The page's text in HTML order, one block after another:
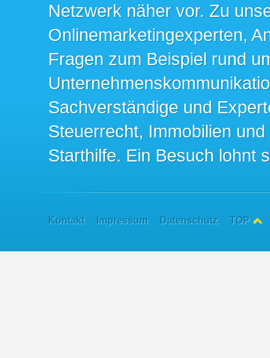
Netzwerk näher vor. Zu
Onlinemarketingexperten,
Fragen zum Beispiel rund
Sachverständige und
Steuerrecht, Immobilien
Starthilfe. Ein Besuch lohnt
Kontakt Impressum Datenschutz TOP